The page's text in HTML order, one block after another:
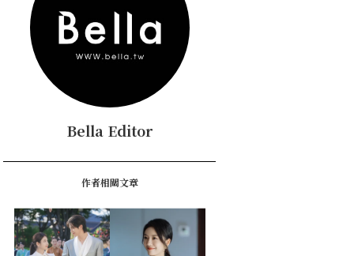
Bella Editor
作者相關文章